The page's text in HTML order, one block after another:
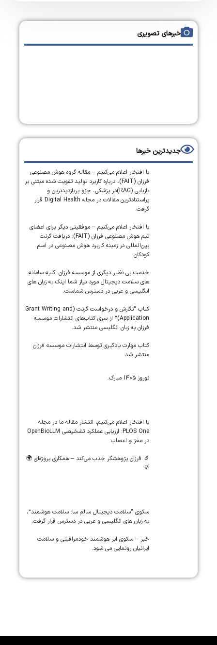
خبرهای تصویری
جدیدترین خبرها
با افتخار اعلام می‌کنیم – مقاله گروه هوش مصنوعی
فرزان (FAIT)، درباره کاربرد تولید تقویت شده مبتنی بر
بازیابی (RAG)در پزشکی، جزو پربازدیدترین و
پراستنادترین مقالات در مجله Digital Health قرار
گرفت.
با افتخار اعلام می‌کنیم – موفقیتی دیگر برای اعضای
تیم هوش مصنوعی فرزان (FAIT): دریافت گرنت
بین‌المللی در زمینه کاربرد هوش مصنوعی در آسم
کودکان
خدمت بی نظیر دیگری از موسسه فرزان: کلیه سامانه
های سلامت دیجیتال مورد نیاز شما اینک به زبان های
انگلیسی و عربی در دسترس شماست.
کتاب “نگارش و درخواست گرنت (Grant Writing and
Application)” از سری کتاب‌های انتشارات موسسه
فرزان به زبان انگلیسی منتشر شد.
کتاب مهارت یادگیری توسط انتشارات موسسه فرزان
منتشر شد.
نوروز 1405 مبارک.
‏‏‏با افتخار اعلام می‌کنیم، انتشار مقاله ما در مجله
‎PLOS One‎: ارزیابی عملکرد تشخیصی ‎OpenBioLLM‎
در مغز و اعصاب
🔬 فرزان پژوهشگر جذب می‌کند – همکاری پروژه‌ای 🌍
💡
سکوی “سلامت دیجیتال سالم سا: سلامت هوشمند”،
به زبان های انگلیسی و عربی در دسترس قرار گرفت.
خبر – سکوی ابر هوشمند خودمراقبتی و سلامت
ایرانیان رونمایی می شود.